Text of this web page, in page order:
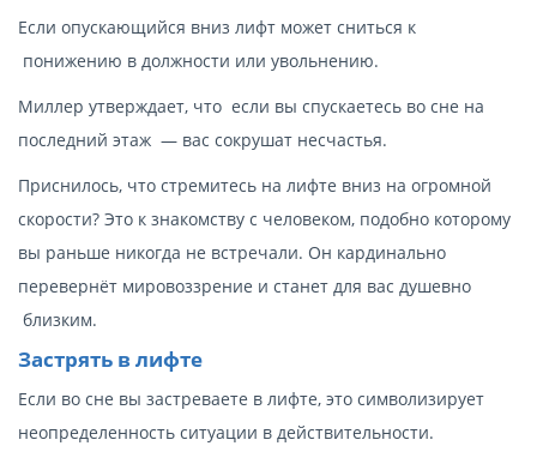
Если опускающийся вниз лифт может сниться к
понижению в должности или увольнению.
Миллер утверждает, что если вы спускаетесь во сне на
последний этаж — вас сокрушат несчастья.
Приснилось, что стремитесь на лифте вниз на огромной
скорости? Это к знакомству с человеком, подобно которому
вы раньше никогда не встречали. Он кардинально
перевернёт мировоззрение и станет для вас душевно
близким.
Застрять в лифте
Если во сне вы застреваете в лифте, это символизирует
неопределенность ситуации в действительности.